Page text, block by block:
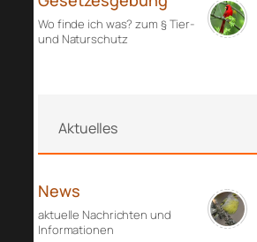
Wo finde ich was? zum § Tier-
und Naturschutz
Aktuelles
News
aktuelle Nachrichten und
Informationen